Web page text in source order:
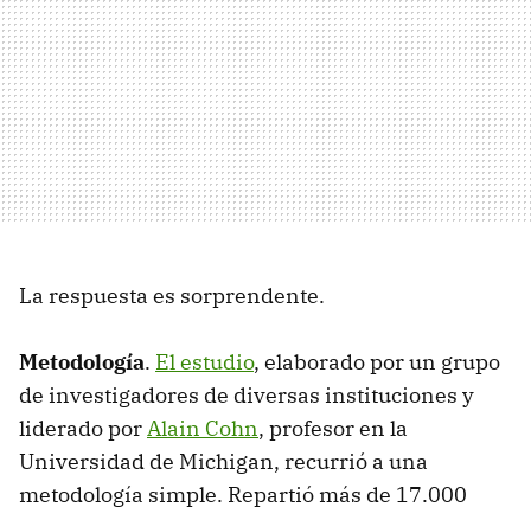
La respuesta es sorprendente.
Metodología. El estudio, elaborado por un grupo
de investigadores de diversas instituciones y
liderado porAlain Cohn, profesor en la
Universidad de Michigan, recurrió a una
metodología simple. Repartió más de 17.000